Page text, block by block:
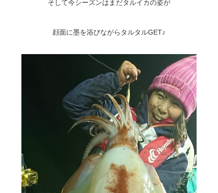
そして今シーズンはまだタルイカの姿が
顔面に墨を浴びながらタルタルGET♪